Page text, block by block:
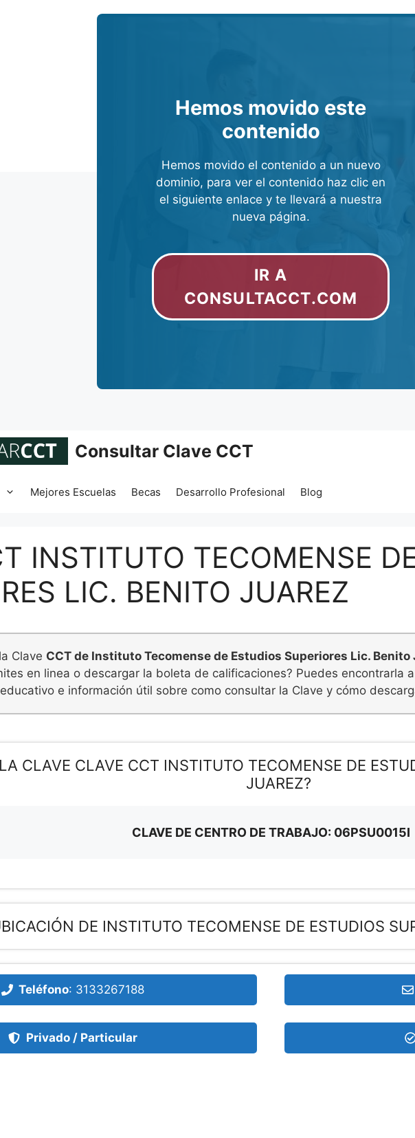
Hemos movido este
contenido
Hemos movido el contenido a un nuevo
dominio, para ver el contenido haz clic en
el siguiente enlace y te llevará a nuestra
nueva página.
IR A
CONSULTACCT.COM
Consultar Clave CCT
Mejores Escuelas Becas Desarrollo Profesional Blog
INSTITUTO TECOMENSE
LIC. BENITO JUAREZ
Clave CCT de Instituto Tecomense de Estudios Superiores Lic. Benito
en linea o descargar la boleta de calificaciones? Puedes encontrarla
e información útil sobre como consultar la Clave y cómo
CLAVE CLAVE CCT INSTITUTO TECOMENSE DE
JUAREZ?
CLAVE DE CENTRO DE TRABAJO: 06PSU0015I
DE INSTITUTO TECOMENSE DE ESTUDIOS
Teléfono: 3133267188
Privado / Particular